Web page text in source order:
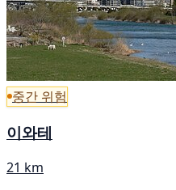
중간 위험
이와테
21 km